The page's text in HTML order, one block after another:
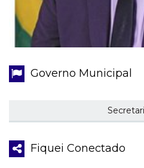
Governo Municipal
Fiquei Conectado